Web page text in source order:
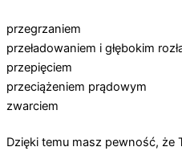
przegrzaniem
przeładowaniem i głębokim
przepięciem
przeciążeniem prądowym
zwarciem
Dzięki temu masz pewność, że